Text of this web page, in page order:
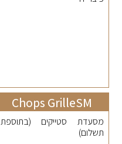
Chops GrilleSM
מסעדת סטייקים (בתוספת
תשלום)